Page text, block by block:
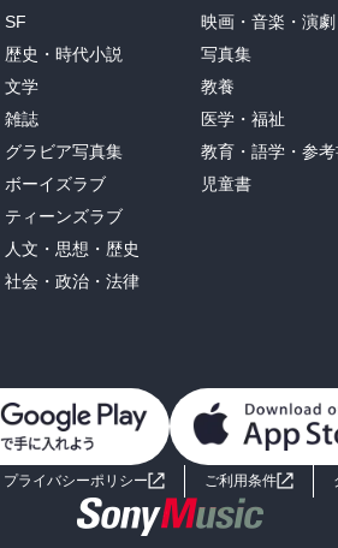
SF
歴史・時代小説
文学
雑誌
グラビア写真集
ボーイズラブ
ティーンズラブ
人文・思想・歴史
社会・政治・法律
映画・音楽・演劇
写真集
教養
医学・福祉
教育・語学・参
児童書
プライバシーポリシー ご利用条件